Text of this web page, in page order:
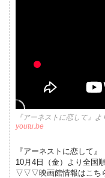
『アーネストに恋して』よ
youtu.be
『アーネストに恋して』
10月4日（金）より全国
▽▽▽映画館情報はこ